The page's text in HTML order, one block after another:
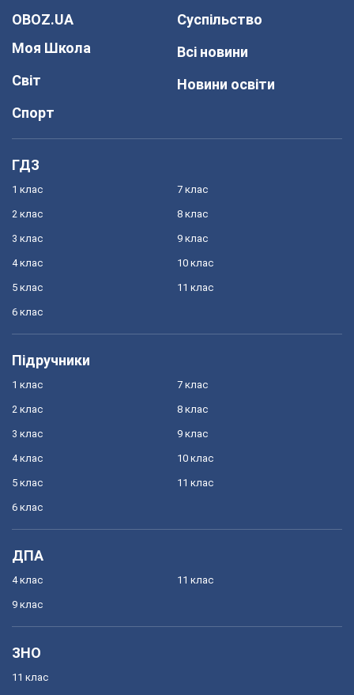
OBOZ.UA
Моя Школа
Світ
Спорт
Суспільство
Всі новини
Новини освіти
ГДЗ
1 клас
2 клас
3 клас
4 клас
5 клас
6 клас
7 клас
8 клас
9 клас
10 клас
11 клас
Підручники
1 клас
2 клас
3 клас
4 клас
5 клас
6 клас
7 клас
8 клас
9 клас
10 клас
11 клас
ДПА
4 клас
9 клас
11 клас
ЗНО
11 клас